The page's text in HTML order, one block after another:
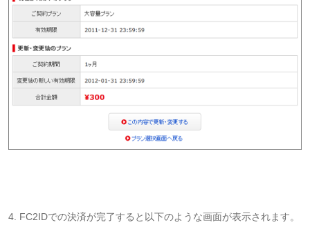
4. FC2IDでの決済が完了すると以下のような画面が表示されます。